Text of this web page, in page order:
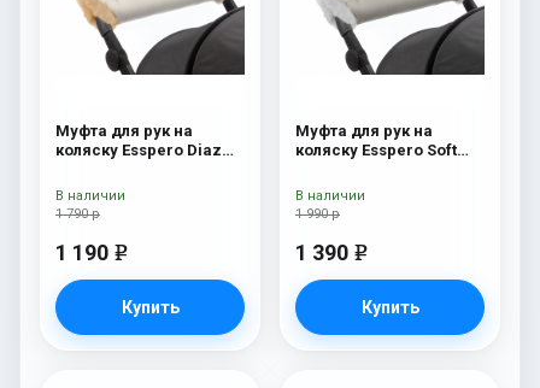
Муфта для рук на
коляску Esspero Diaz
Beige
1 790 р
1 190 e
Купить
В наличии
Муфта для рук на
коляску Esspero Soft
1 990 р
1 390 e
Купить
В наличии